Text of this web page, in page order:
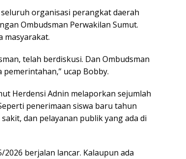
organisasi perangkat daerah
Ombudsman Perwakilan Sumut.
masyarakat.
telah berdiskusi. Dan Ombudsman
ucap Bobby.
Herdensi Adnin melaporkan sejumlah
penerimaan siswa baru tahun
dan pelayanan publik yang ada di
berjalan lancar. Kalaupun ada